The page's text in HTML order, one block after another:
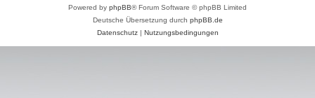
Powered by phpBB® Forum Software © phpBB Limited
Deutsche Übersetzung durch phpBB.de
Datenschutz| Nutzungsbedingungen